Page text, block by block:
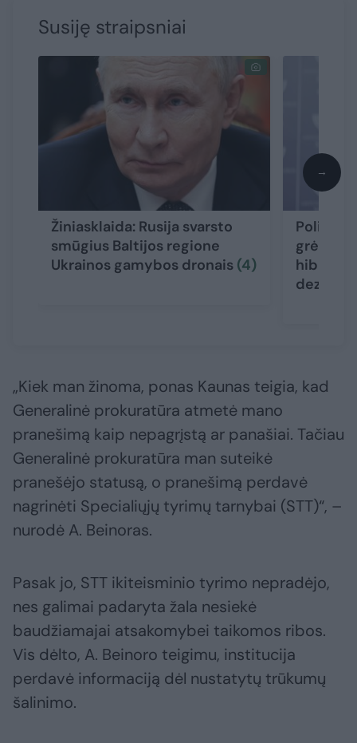
Susiję straipsniai
Žiniasklaida: Rusija svarsto
smūgius Baltijos regione
Ukrainos gamybos dronais (4)
Politikai
grėsmę
→
„Kiek man žinoma, ponas Kaunas teigia, kad
Generalinė prokuratūra atmetė mano
pranešimą kaip nepagrįstą ar panašiai. Tačiau
Generalinė prokuratūra man suteikė
pranešėjo statusą, o pranešimą perdavė
nagrinėti Specialiųjų tyrimų tarnybai (STT)“, –
nurodė A. Beinoras.
Pasak jo, STT ikiteisminio tyrimo nepradėjo,
nes galimai padaryta žala nesiekė
baudžiamajai atsakomybei taikomos ribos.
Vis dėlto, A. Beinoro teigimu, institucija
perdavė informaciją dėl nustatytų trūkumų
šalinimo.